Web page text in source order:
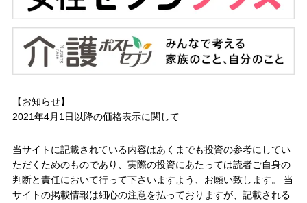
【お知らせ】
2021年4月1日以降の価格表示に関して
当サイトに記載されている内容はあくまでも投資の参考にしてい
ただくためのものであり、実際の投資にあたっては読者ご自身の
判断と責任において行って下さいますよう、お願い致します。 当
サイトの掲載情報は細心の注意を払っておりますが、記載される